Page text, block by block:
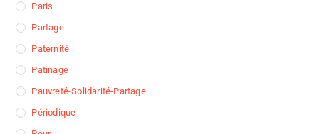
Paris
Partage
Paternité
Patinage
Pauvreté-Solidarité-Partage
Périodique